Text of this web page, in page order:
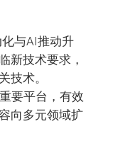
与AI推动升
新技术要求，
技术。
要平台，有效
向多元领域扩